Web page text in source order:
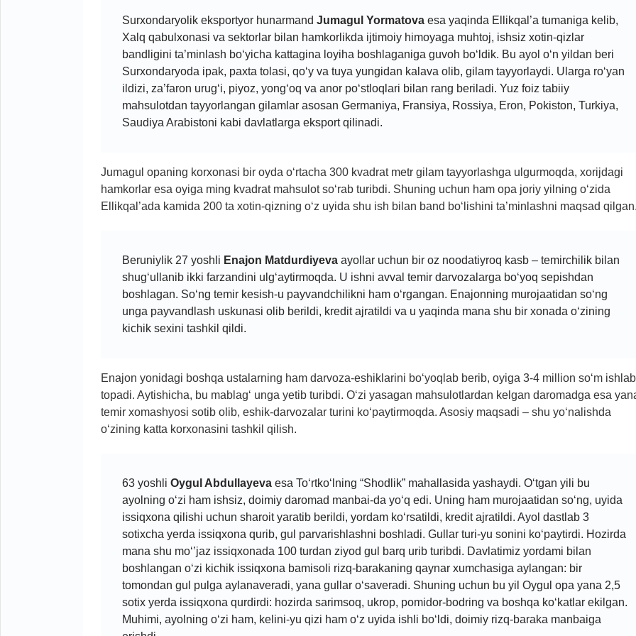
Surxondaryolik eksportyor hunarmand Jumagul Yormatova esa yaqinda Ellikqal’a tumaniga kelib,
Xalq qabulxonasi va sektorlar bilan hamkorlikda ijtimoiy himoyaga muhtoj, ishsiz xotin-qizlar
bandligini ta’minlash bo‘yicha kattagina loyiha boshlaganiga guvoh bo‘ldik. Bu ayol o‘n yildan beri
Surxondaryoda ipak, paxta tolasi, qo‘y va tuya yungidan kalava olib, gilam tayyorlaydi. Ularga ro‘yan
ildizi, za’faron urug‘i, piyoz, yong‘oq va anor po‘stloqlari bilan rang beriladi. Yuz foiz tabiiy
mahsulotdan tayyorlangan gilamlar asosan Germaniya, Fransiya, Rossiya, Eron, Pokiston, Turkiya,
Saudiya Arabistoni kabi davlatlarga eksport qilinadi.
Jumagul opaning korxonasi bir oyda o‘rtacha 300 kvadrat metr gilam tayyorlashga ulgurmoqda, xorijdagi
hamkorlar esa oyiga ming kvadrat mahsulot so‘rab turibdi. Shuning uchun ham opa joriy yilning o‘zida
Ellikqal’ada kamida 200 ta xotin-qizning o‘z uyida shu ish bilan band bo‘lishini ta’minlashni maqsad
Beruniylik 27 yoshli Enajon Matdurdiyeva ayollar uchun bir oz noodatiyroq kasb – temirchilik bilan
shug‘ullanib ikki farzandini ulg‘aytirmoqda. U ishni avval temir darvozalarga bo‘yoq sepishdan
boshlagan. So‘ng temir kesish-u payvandchilikni ham o‘rgangan. Enajonning murojaatidan so‘ng
unga payvandlash uskunasi olib berildi, kredit ajratildi va u yaqinda mana shu bir xonada o‘zining
kichik sexini tashkil qildi.
Enajon yonidagi boshqa ustalarning ham darvoza-eshiklarini bo‘yoqlab berib, oyiga 3-4 million so‘m ishlab
topadi. Aytishicha, bu mablag‘ unga yetib turibdi. O‘zi yasagan mahsulotlardan kelgan daromadga esa
temir xomashyosi sotib olib, eshik-darvozalar turini ko‘paytirmoqda. Asosiy maqsadi – shu yo‘nalishda
o‘zining katta korxonasini tashkil qilish.
63 yoshli Oygul Abdullayeva esa To‘rtko‘lning “Shodlik” mahallasida yashaydi. O‘tgan yili bu
ayolning o‘zi ham ishsiz, doimiy daromad manbai-da yo‘q edi. Uning ham murojaatidan so‘ng, uyida
issiqxona qilishi uchun sharoit yaratib berildi, yordam ko‘rsatildi, kredit ajratildi. Ayol dastlab 3
sotixcha yerda issiqxona qurib, gul parvarishlashni boshladi. Gullar turi-yu sonini ko‘paytirdi. Hozirda
mana shu mo‘’jaz issiqxonada 100 turdan ziyod gul barq urib turibdi. Davlatimiz yordami bilan
boshlangan o‘zi kichik issiqxona bamisoli rizq-barakaning qaynar xumchasiga aylangan: bir
tomondan gul pulga aylanaveradi, yana gullar o‘saveradi. Shuning uchun bu yil Oygul opa yana 2,5
sotix yerda issiqxona qurdirdi: hozirda sarimsoq, ukrop, pomidor-bodring va boshqa ko‘katlar ekilgan.
Muhimi, ayolning o‘zi ham, kelini-yu qizi ham o‘z uyida ishli bo‘ldi, doimiy rizq-baraka manbaiga